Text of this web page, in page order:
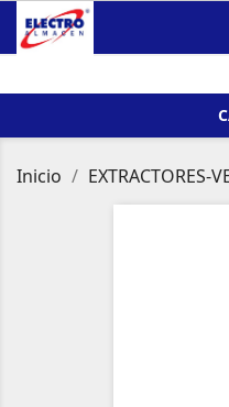
Inicio EXTRACTORES-